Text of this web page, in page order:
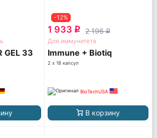
GEL 33
-12%
1 933 q 2 196q
Для иммунитета
Immune + Biotiq
2 х 18 капсул
BioTechUSA
В корзину